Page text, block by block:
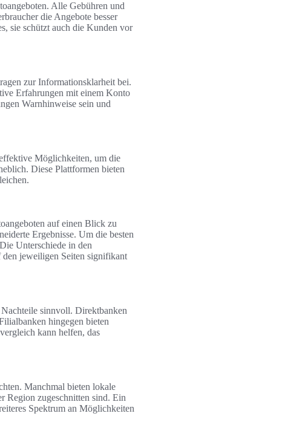
Alle Gebühren und
die Angebote besser
sie schützt auch die Kunden vor
zur Informationsklarheit bei.
Erfahrungen mit einem Konto
Warnhinweise sein und
Möglichkeiten, um die
Diese Plattformen bieten
auf einen Blick zu
Ergebnisse. Um die besten
Unterschiede in den
den jeweiligen Seiten signifikant
sinnvoll. Direktbanken
hingegen bieten
kann helfen, das
Manchmal bieten lokale
Region zugeschnitten sind. Ein
Spektrum an Möglichkeiten